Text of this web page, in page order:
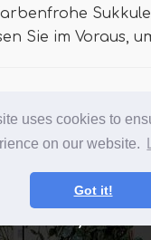
uses cookies to
on our website.
Got it!
Sie im Voraus,
Gartenarbeit
Hoya -